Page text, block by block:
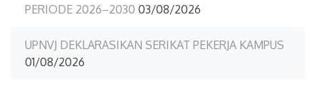
PERIODE 2026–2030 03/08/2026
UPNVJ DEKLARASIKAN SERIKAT PEKERJA KAMPUS
01/08/2026